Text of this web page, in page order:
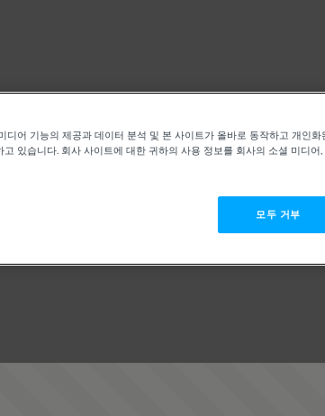
디어 기능의 제공과 데이터 분석 및 본 사이트가 올바로 동작하고 개인화
고 있습니다. 회사 사이트에 대한 귀하의 사용 정보를 회사의 소셜 미디어
모두 거부